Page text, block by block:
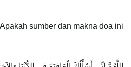
Apakah sumber dan makna doa ini?